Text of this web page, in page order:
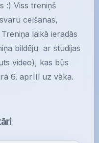
:) Viss treniņš
celšanas,
laikā ieradās
bildēju ar studijas
video), kas būs
6. aprīlī uz vāka.